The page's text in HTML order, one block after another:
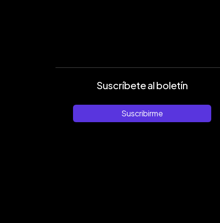
Suscríbete al boletín
Suscribirme